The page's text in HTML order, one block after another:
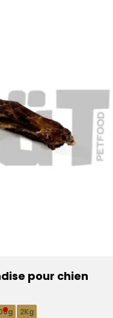
pour chien
2Kg